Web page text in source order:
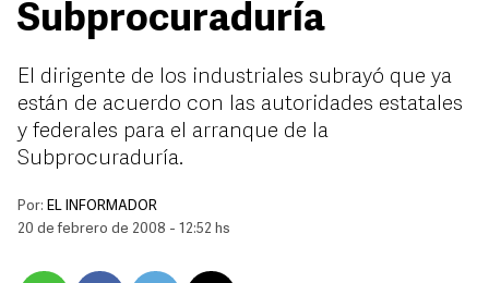
Subprocuraduría
El dirigente de los industriales subrayó que ya
están de acuerdo con las autoridades estatales
y federales para el arranque de la
Subprocuraduría.
Por: EL INFORMADOR
20 de febrero de 2008 - 12:52 hs